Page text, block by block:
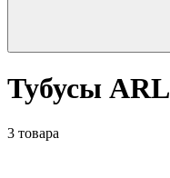
Тубусы ARL
3 товара